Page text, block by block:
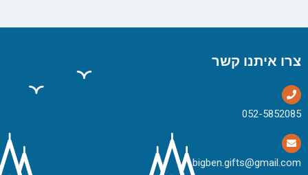
צרו איתנו קשר
bigben.gifts@gmail.com